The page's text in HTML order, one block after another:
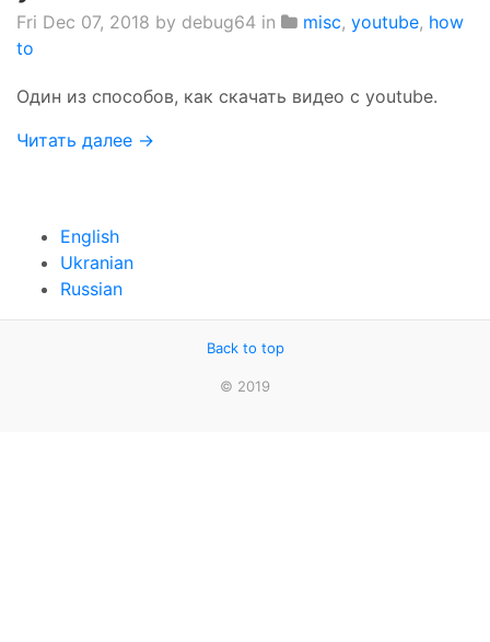
Fri Dec 07, 2018 by debug64 in misc, youtube, how
to
Один из способов, как скачать видео с youtube.
Читать далее →
English
Ukranian
Russian
Back to top
© 2019